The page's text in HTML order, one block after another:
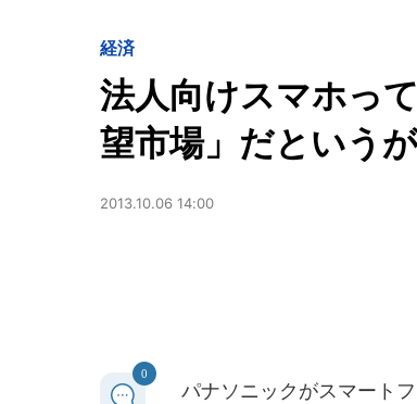
経済
法人向けスマホっ
望市場」だという
2013.10.06 14:00
0
パナソニックがスマート